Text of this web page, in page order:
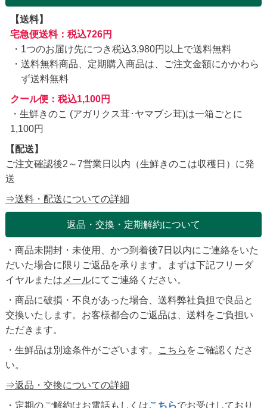
【送料】
宅急便送料：税込726円
1つのお届け先につき税込3,980円以上で送料無料
送料無料商品、定期購入商品は、ご注文金額にかかわら
ず送料無料
クール便：税込1,100円
・生鮮きのこ (アガリクス茸･ヤマブシ茸)は一箱ごとに
1,100円
【配送】
ご注文確認後2～7営業日以内（生鮮きのこは収穫日）に発
送
⇒送料・配送についての詳細
返品・交換・定期解約について
・商品未開封・未使用、かつ到着後7日以内にご連絡をいた
だいた場合に限りご返品を承ります。まずは下記フリーダ
イヤルまたは メールにてご連絡ください。
・商品に破損・不良があった場合、送料弊社負担で良品と
交換いたします。お客様都合のご返品は、送料をご負担い
ただきます。
・生鮮品は別途条件がございます。
こちら をご確認くださ
い。
⇒返品・交換についての詳細
・定期のご解約はお電話もしくはこちらでお受けしており